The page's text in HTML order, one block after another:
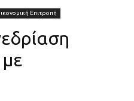
Επιτροπή